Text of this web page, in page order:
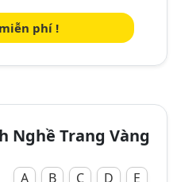
phí !
Nghề Trang Vàng
A B C D E